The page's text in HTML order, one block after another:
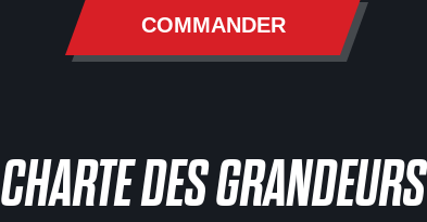
COMMANDER
CHARTE DES GRANDEURS